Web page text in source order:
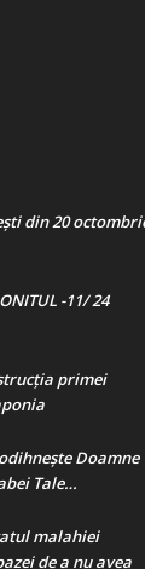
din 20
-11/ 24
primei
Doamne
Tale…
malahiei
de a nu avea